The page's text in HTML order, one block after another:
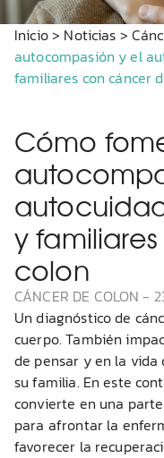
Inicio> Noticias >
autocompasión y el
familiares con cáncer
Cómo
y
colon
CÁNCER DE COLON -
Un diagnóstico de
cuerpo. También
de pensar y en la
su familia. En este
convierte en una
para afrontar la
favorecer la